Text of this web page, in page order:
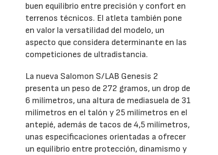
buen equilibrio entre precisión y confort en
terrenos técnicos. El atleta también pone
en valor la versatilidad del modelo, un
aspecto que considera determinante en las
competiciones de ultradistancia.
La nueva Salomon S/LAB Genesis 2
presenta un peso de 272 gramos, un drop de
6 milímetros, una altura de mediasuela de 31
milímetros en el talón y 25 milímetros en el
antepié, además de tacos de 4,5 milímetros,
unas especificaciones orientadas a ofrecer
un equilibrio entre protección, dinamismo y